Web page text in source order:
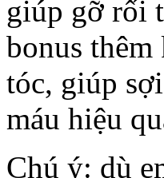
giúp gỡ rối
bonus
tóc, giúp
máu hiệu
Chú ý: dù